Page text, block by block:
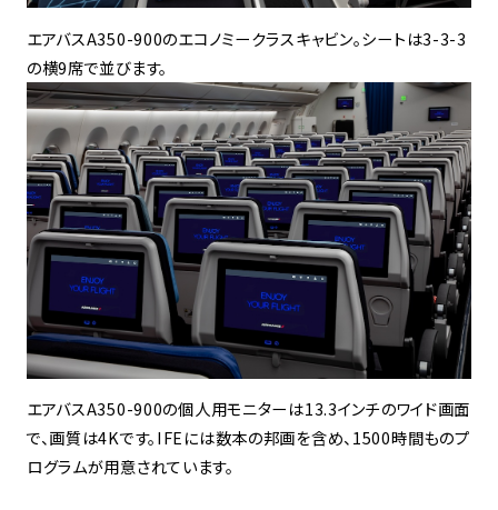
エアバスA350-900のエコノミークラスキャビン。シートは3-3-3
の横9席で並びます。
エアバスA350-900の個人用モニターは13.3インチのワイド画面
で、画質は4Kです。IFEには数本の邦画を含め、1500時間ものプ
ログラムが用意されています。